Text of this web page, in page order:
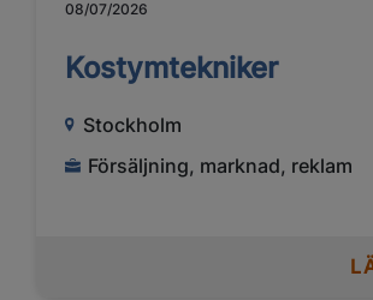
08/07/2026
Kostymtekniker
Stockholm
Försäljning, marknad, reklam